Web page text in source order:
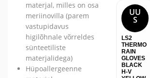
materjal, milles on osa
meriinovilla (parem
vastupidavus
higilõhnale võrreldes
sünteetiliste
materjalidega)
Hüpoallergeenne
UU
S
LS2
THERMO
RAIN
GLOVES
BLACK
H-V